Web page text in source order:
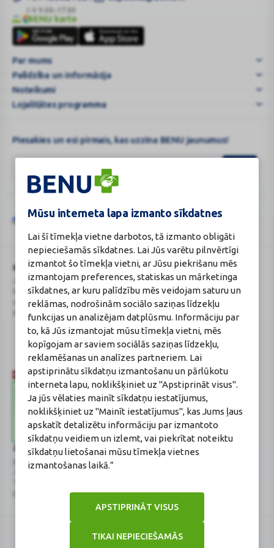
Mūsu interneta lapa izmanto sīkdatnes
Lai šī tīmekļa vietne darbotos, tā izmanto obligāti
nepieciešamās sīkdatnes. Lai Jūs varētu pilnvērtīgi
izmantot šo tīmekļa vietni, ar Jūsu piekrišanu mēs
izmantojam preferences, statiskas un mārketinga
sīkdatnes, ar kuru palīdzību mēs veidojam saturu un
reklāmas, nodrošinām sociālo saziņas līdzekļu
funkcijas un analizējam datplūsmu. Informāciju par
to, kā Jūs izmantojat mūsu tīmekļa vietni, mēs
kopīgojam ar saviem sociālās saziņas līdzekļu,
reklamēšanas un analīzes partneriem. Lai
apstiprinātu sīkdatņu izmantošanu un pārlūkotu
interneta lapu, noklikšķiniet uz "Apstiprināt visus".
Ja jūs vēlaties mainīt sīkdatņu iestatījumus,
noklikšķiniet uz "Mainīt iestatījumus", kas Jums ļaus
apskatīt detalizētu informāciju par izmantoto
sīkdatņu veidiem un izlemt, vai piekrītat noteiktu
sīkdatņu lietošanai mūsu tīmekļa vietnes
izmantošanas laikā.”
TIKAI NEPIECIEŠAMĀS
APSTIPRINĀT VISUS
noderīgām
svētku
dāvanām
I-V 9.00–17.00
BENU
karte
BENU karte
Par mums
Palīdzība un informācija
Noteikumi
Lojalitātes programma
Piesakies un esi pirmais, kas uzzina BENU jaunumus!
Google
reCAPTCHA
Šo vietni aizsargā „reCAPTCHA“, un uz to attiecas „Google“
BENU Aptieka Latvija, SIA
Juridiskā adrese / Faktiskā adrese:
Noliktavu iela 5, Dreiliņi, Stopiņu
novads, LV-2130
Reģistrācijas Nr.: 40003252167
Licence
Licences numurs: A00010
E-aptiekas kontakti
Aptiekas vadītāja:
Sertificēta farmaceite: Jeļena
Gončarova
Reģistrācijas Nr.: F-0834
Sertifikāta Nr.: 215.2025
Zāļu valsts aģentūra
www.zva.gov.lv
Jersikas iela 15, Rīga
E-pasts: info@zva.gov.lv
Veselības inspekcija
E-pasts: vi@vi.gov.lv